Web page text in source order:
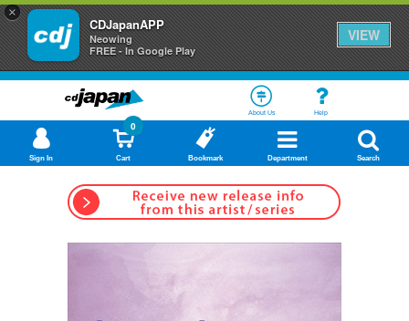
×
CDJapanAPP
Neowing
FREE - In Google Play
VIEW
About Us Help
Sign In Cart
0
Bookmark Department Search